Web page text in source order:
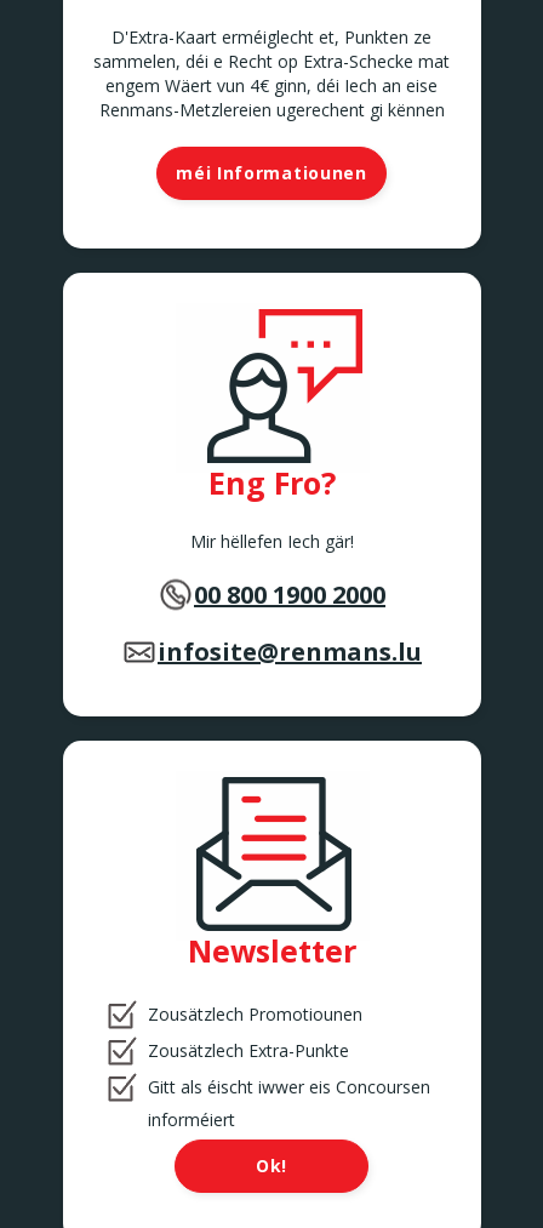
D'Extra-Kaart erméiglecht et, Punkten ze
sammelen, déi e Recht op Extra-Schecke mat
engem Wäert vun 4€ ginn, déi Iech an eise
Renmans-Metzlereien ugerechent gi kënnen
méi Informatiounen
Eng Fro?
Mir hëllefen Iech gär!
00 800 1900 2000
infosite@renmans.lu
Newsletter
Zousätzlech Promotiounen
Zousätzlech Extra-Punkte
Gitt als éischt iwwer eis Concoursen
informéiert
Ok!